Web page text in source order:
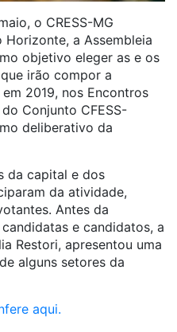
o CRESS-MG
Horizonte, a Assembleia
objetivo eleger as e os
irão compor a
2019, nos Encontros
Conjunto CFESS-
deliberativo da
da capital e dos
da atividade,
Antes da
e candidatos, a
Restori, apresentou uma
alguns setores da
aqui.